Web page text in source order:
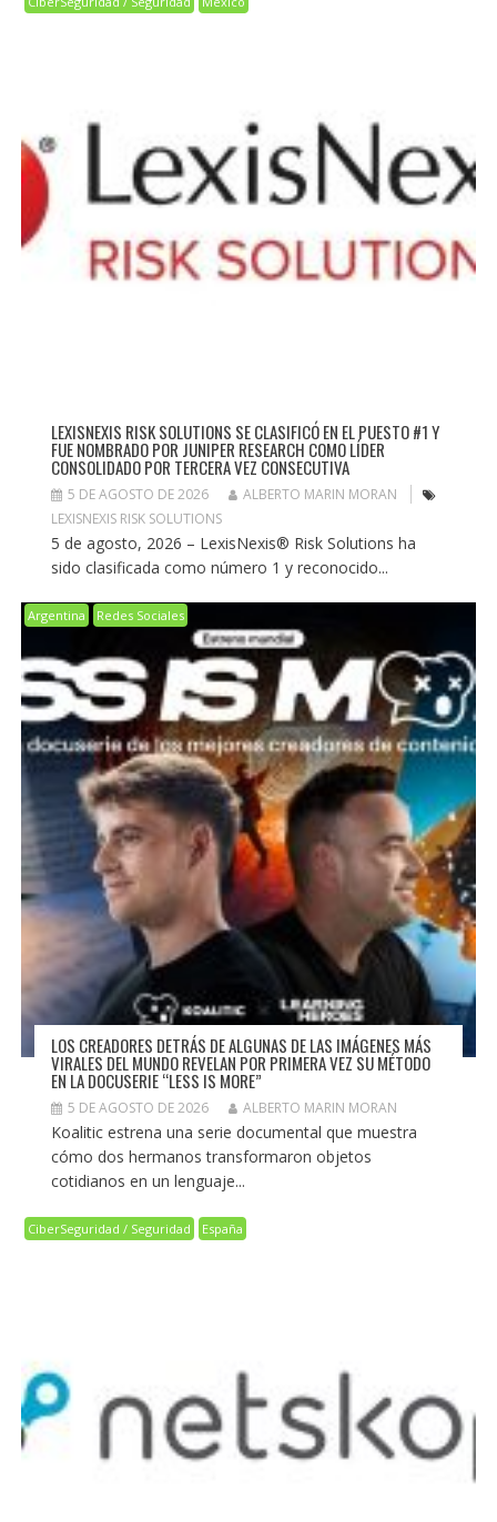
LEXISNEXIS RISK SOLUTIONS SE CLASIFICÓ EN EL PUESTO #1 Y
FUE NOMBRADO POR JUNIPER RESEARCH COMO LÍDER
CONSOLIDADO POR TERCERA VEZ CONSECUTIVA
5 DE AGOSTO DE 2026
ALBERTO MARIN MORAN
LEXISNEXIS RISK SOLUTIONS
5 de agosto, 2026 – LexisNexis® Risk Solutions ha
sido clasificada como número 1 y reconocido...
Argentina Redes Sociales
LOS CREADORES DETRÁS DE ALGUNAS DE LAS IMÁGENES MÁS
VIRALES DEL MUNDO REVELAN POR PRIMERA VEZ SU MÉTODO
EN LA DOCUSERIE “LESS IS MORE”
5 DE AGOSTO DE 2026 ALBERTO MARIN MORAN
Koalitic estrena una serie documental que muestra
cómo dos hermanos transformaron objetos
cotidianos en un lenguaje...
CiberSeguridad / Seguridad España